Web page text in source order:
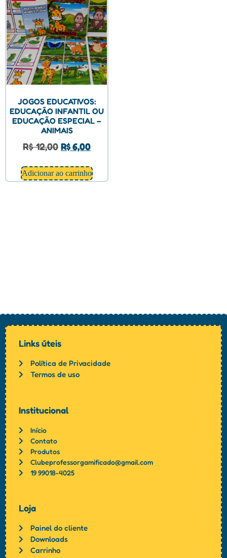
JOGOS EDUCATIVOS:
EDUCAÇÃO INFANTIL OU
EDUCAÇÃO ESPECIAL –
ANIMAIS
R$12,00 R$6,00
Adicionar ao carrinho
Links úteis
Política de Privacidade
Termos de uso
Institucional
Início
Contato
Produtos
Clubeprofessorgamificado@gmail.com
19 99018-4025
Loja
Painel do cliente
Downloads
Carrinho